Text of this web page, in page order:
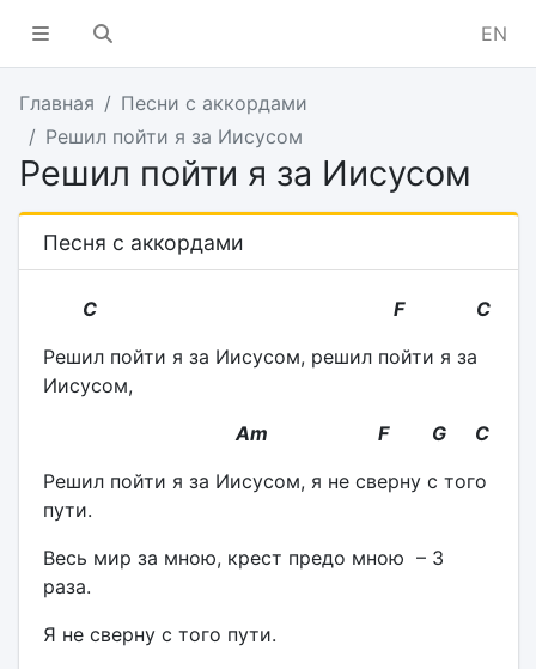
EN
Главная
Песни с аккордами
Решил пойти я за Иисусом
Решил пойти я за Иисусом
Песня с аккордами
С F С
Решил пойти я за Иисусом, решил пойти я за
Иисусом,
Am F G С
Решил пойти я за Иисусом, я не сверну с того
пути.
Весь мир за мною, крест предо мною – З
раза.
Я не сверну с того пути.